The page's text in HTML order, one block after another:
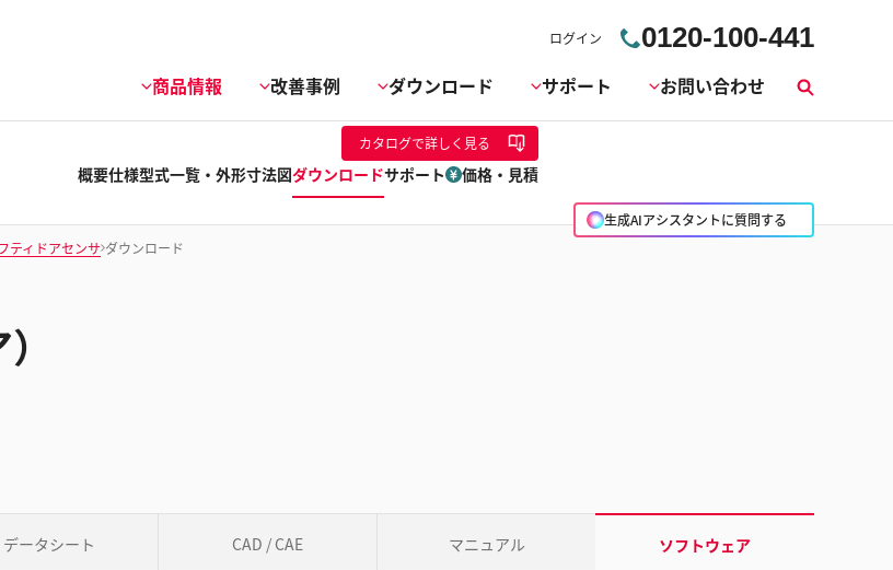
ログイン 0120-100-441
商品情報 改善事例 ダウンロード サポート お問い合わせ
索
生成AIアシスタントに質問する
カタログで詳しく見る
概要仕様型式一覧・外形寸法図ダウンロードサポート 価格・見積
ティドアセンサ ダウンロード
データシート CAD / CAE マニュアル ソフトウェア